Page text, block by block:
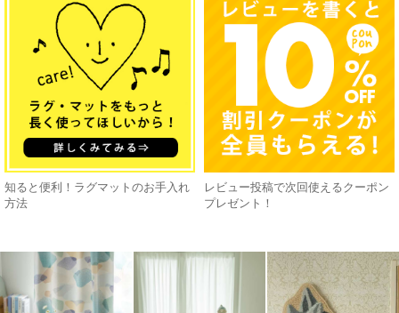
知ると便利！ラグマットのお手入れ
方法
レビュー投稿で次回使えるクーポン
プレゼント！